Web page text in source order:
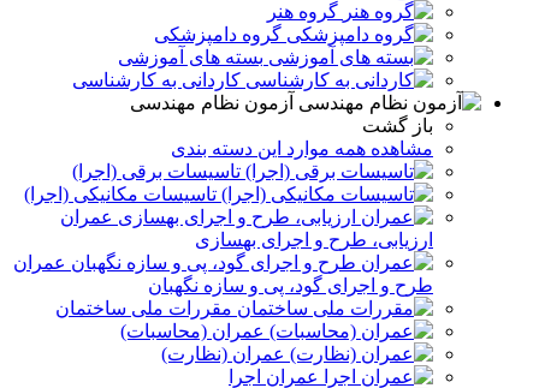
گروه هنر
گروه دامپزشکی
بسته های آموزشی
کاردانی به کارشناسی
آزمون نظام مهندسی
باز گشت
مشاهده همه موارد این دسته بندی
تاسیسات برقی (اجرا)
تاسیسات مکانیکی (اجرا)
عمران
ارزیابی، طرح و اجرای بهسازی
عمران
طرح و اجرای گود، پی و سازه نگهبان
مقررات ملی ساختمان
عمران (محاسبات)
عمران (نظارت)
عمران اجرا